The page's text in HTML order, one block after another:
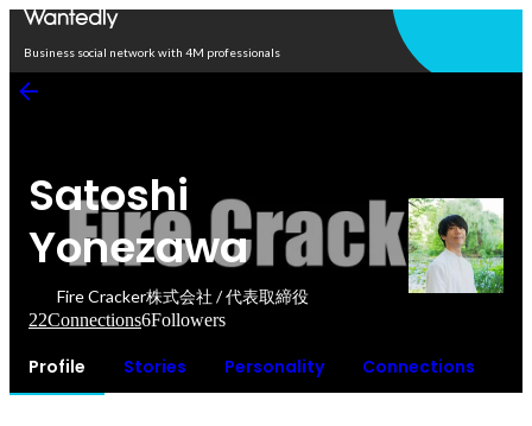
Business social network with 4M professionals
Satoshi
Yonezawa
Fire Cracker株式会社 / 代表取締役
22Connections6Followers
Profile Stories Personality Connections